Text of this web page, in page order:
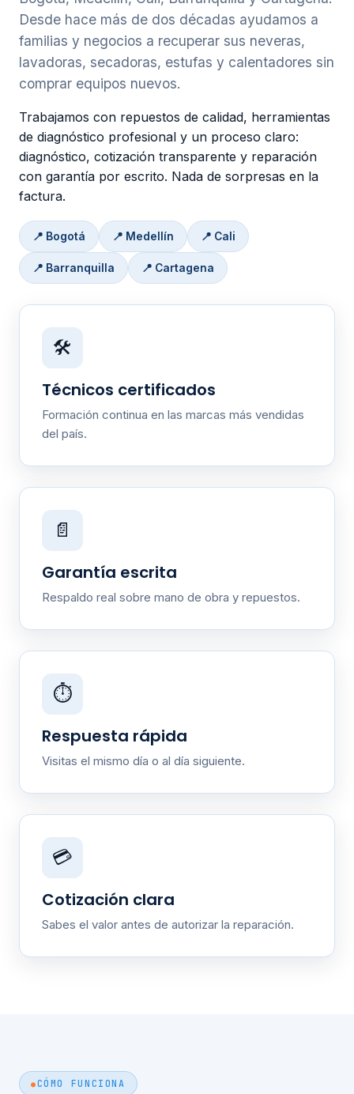
Desde hace más de dos décadas ayudamos a
familias y negocios a recuperar sus neveras,
lavadoras, secadoras, estufas y calentadores sin
comprar equipos nuevos.
Trabajamos con repuestos de calidad, herramientas
de diagnóstico profesional y un proceso claro:
diagnóstico, cotización transparente y reparación
con garantía por escrito. Nada de sorpresas en la
factura.
📍 Bogotá 📍 Medellín 📍 Cali
📍 Barranquilla 📍 Cartagena
🛠️
Técnicos certificados
Formación continua en las marcas más vendidas
del país.
📄
Garantía escrita
Respaldo real sobre mano de obra y repuestos.
⏱️
Respuesta rápida
Visitas el mismo día o al día siguiente.
💳
Cotización clara
Sabes el valor antes de autorizar la reparación.
CÓMO FUNCIONA